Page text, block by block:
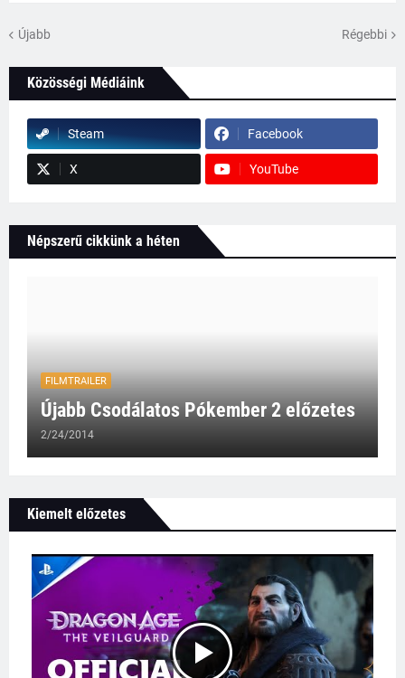
Újabb Régebbi
Közösségi Médiáink
Steam Facebook
X YouTube
Népszerű cikkünk a héten
FILMTRAILER
Újabb Csodálatos Pókember 2 előzetes
2/24/2014
Kiemelt előzetes